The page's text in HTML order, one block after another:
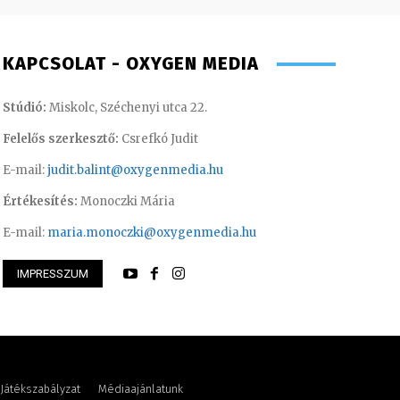
– operatőr-vágó
KAPCSOLAT - OXYGEN MEDIA
Stúdió: Miskolc, Széchenyi utca 22.
Felelős szerkesztő: Csrefkó Judit
E-mail:judit.balint@oxygenmedia.hu
Értékesítés: Monoczki Mária
E-mail: maria.monoczki@oxygenmedia.hu
IMPRESSZUM
Játékszabályzat Médiaajánlatunk